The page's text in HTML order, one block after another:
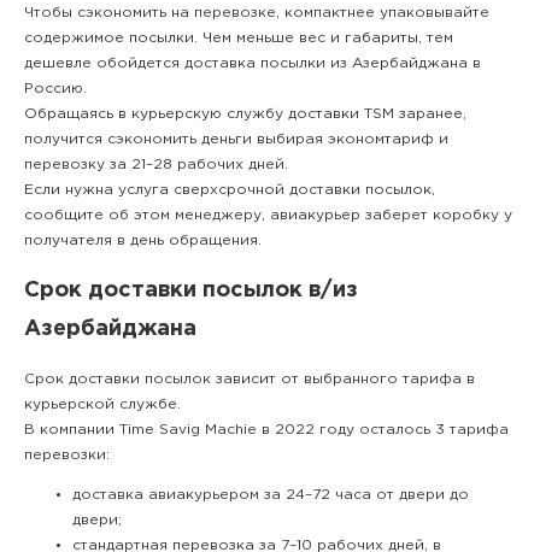
Чтобы сэкономить на перевозке, компактнее упаковывайте
содержимое посылки. Чем меньше вес и габариты, тем
дешевле обойдется доставка посылки из Азербайджана в
Россию.
Обращаясь в курьерскую службу доставки TSM заранее,
получится сэкономить деньги выбирая экономтариф и
перевозку за 21–28 рабочих дней.
Если нужна услуга сверхсрочной доставки посылок,
сообщите об этом менеджеру, авиакурьер заберет коробку у
получателя в день обращения.
Срок доставки посылок в/из
Азербайджана
Срок доставки посылок зависит от выбранного тарифа в
курьерской службе.
В компании Time Savig Machie в 2022 году осталось 3 тарифа
перевозки:
доставка авиакурьером за 24–72 часа от двери до
двери;
стандартная перевозка за 7–10 рабочих дней, в